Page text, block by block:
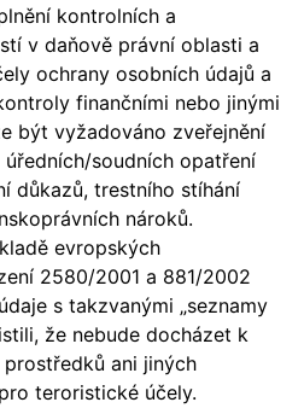
kontrolních a
v daňově právní oblasti a
ochrany osobních údajů a
finančními nebo jinými
být vyžadováno zveřejnění
soudních opatření
důkazů, trestního stíhání
nároků.
evropských
2580/2001 a 881/2002
s takzvanými „seznamy
že nebude docházet k
ani jiných
teroristické účely.